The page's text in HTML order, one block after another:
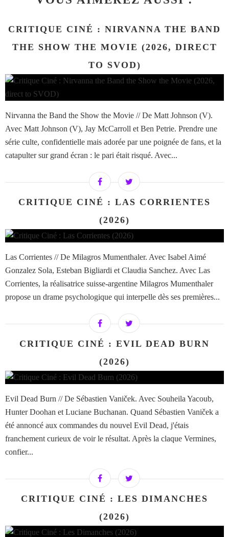
CRITIQUE CINÉ : NIRVANNA THE BAND
THE SHOW THE MOVIE (2026, DIRECT
TO SVOD)
Nirvanna the Band the Show the Movie // De Matt Johnson (V).
Avec Matt Johnson (V), Jay McCarroll et Ben Petrie. Prendre une
série culte, confidentielle mais adorée par une poignée de fans, et la
catapulter sur grand écran : le pari était risqué. Avec...
CRITIQUE CINÉ : LAS CORRIENTES
(2026)
Las Corrientes // De Milagros Mumenthaler. Avec Isabel Aimé
Gonzalez Sola, Esteban Bigliardi et Claudia Sanchez. Avec Las
Corrientes, la réalisatrice suisse-argentine Milagros Mumenthaler
propose un drame psychologique qui interpelle dès ses premières...
CRITIQUE CINÉ : EVIL DEAD BURN
(2026)
Evil Dead Burn // De Sébastien Vaniček. Avec Souheila Yacoub,
Hunter Doohan et Luciane Buchanan. Quand Sébastien Vaniček a
été annoncé aux commandes du nouvel Evil Dead, j'étais
franchement curieux de voir le résultat. Après la claque Vermines,
confier...
CRITIQUE CINÉ : LES DIMANCHES
(2026)